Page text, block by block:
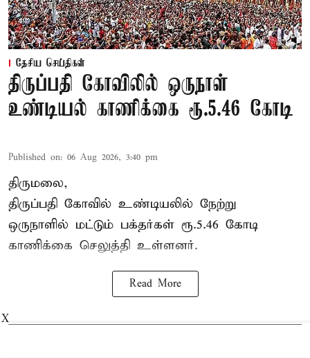
தேசிய செய்திகள்
திருப்பதி கோவிலில் ஒருநாள்
உண்டியல் காணிக்கை ரூ.5.46 கோடி
Published on: 06 Aug 2026, 3:40 pm
திருமலை,
திருப்பதி கோவில் உண்டியலில் நேற்று
ஒருநாளில் மட்டும் பக்தர்கள் ரூ.5.46 கோடி
காணிக்கை செலுத்தி உள்ளனர்.
Read More
X